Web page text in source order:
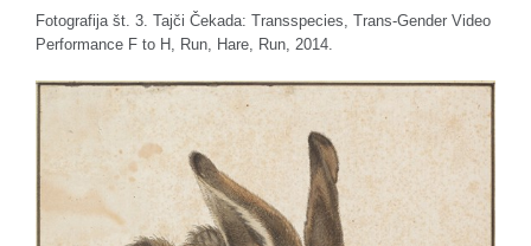
Fotografija št. 3. Tajči Čekada: Transspecies, Trans-Gender Video
Performance F to H, Run, Hare, Run, 2014.